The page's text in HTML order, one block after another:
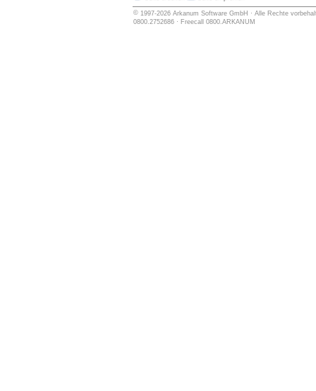
© 1997-2026 Arkanum Software GmbH · Alle Rechte
0800.2752686 · Freecall 0800.ARKANUM